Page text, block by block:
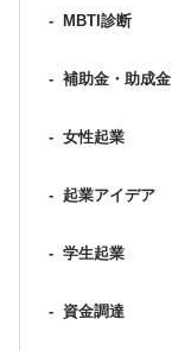
- MBTI診断
- 補助金・助成金
- 女性起業
- 起業アイデア
- 学生起業
- 資金調達